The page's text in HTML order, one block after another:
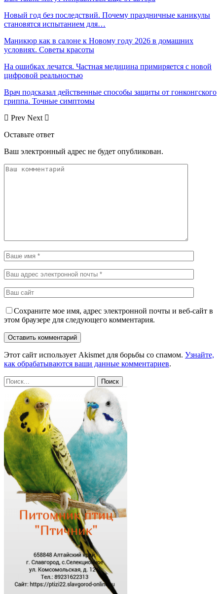
Новый год без последствий. Почему праздничные каникулы
становятся испытанием для…
Маникюр как в салоне к Новому году 2026 в домашних
условиях. Советы красоты
На ошибках лечатся. Частная медицина примиряется с новой
цифровой реальностью
Врач подсказал действенные способы защиты от гонконгского
гриппа. Точные симптомы
Prev Next
Оставьте ответ
Ваш электронный адрес не будет опубликован.
Сохраните мое имя, адрес электронной почты и веб-сайт в
этом браузере для следующего комментария.
Этот сайт использует Akismet для борьбы со спамом. Узнайте,
как обрабатываются ваши данные комментариев.